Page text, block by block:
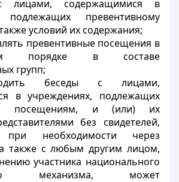
лицами, содержащимися в
подлежащих превентивному
условий их содержания;
превентивные посещения в
порядке в составе
групп;
беседы с лицами,
в учреждениях, подлежащих
посещениям, и (или) их
без свидетелей,
необходимости через
также с любым другим лицом,
участника национального
механизма, может